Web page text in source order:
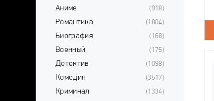
Аниме (918)
Романтика (1804)
Биография (168)
Военный (175)
Детектив (1098)
Комедия (3517)
Криминал (1334)